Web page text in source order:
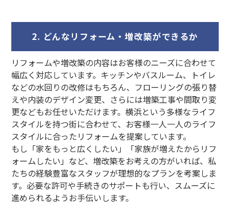
2. どんなリフォーム・増改築ができるか
リフォームや増改築の内容はお客様のニーズに合わせて
幅広く対応しています。キッチンやバスルーム、トイレ
などの水回りの改修はもちろん、フローリングの張り替
えや内装のデザイン変更、さらには増築工事や間取り変
更などもお任せいただけます。横浜という多様なライフ
スタイルを持つ街に合わせて、お客様一人一人のライフ
スタイルに合ったリフォームを提案しています。
もし「家をもっと広くしたい」「家族が増えたからリフ
ォームしたい」など、増改築をお考えの方がいれば、私
たちの経験豊富なスタッフが理想的なプランを考案しま
す。必要な許可や手続きのサポートも行い、スムーズに
進められるようお手伝いします。